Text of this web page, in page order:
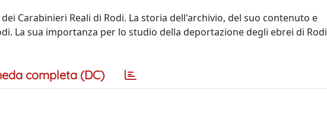
Carabinieri Reali di Rodi. La storia dell'archivio, del suo contenuto e
La sua importanza per lo studio della deportazione degli ebrei di Rodi
completa (DC)